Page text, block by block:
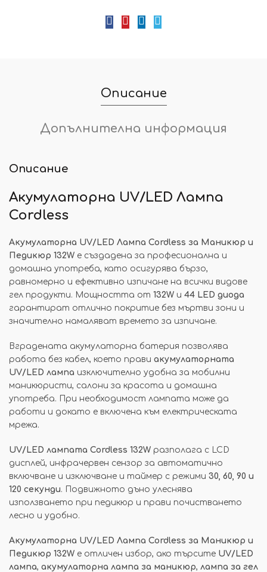
Описание
Допълнителна информация
Описание
Акумулаторна UV/LED Лампа
Cordless
Акумулаторна UV/LED Лампа Cordless за Маникюр и
Педикюр 132W е създадена за професионална и
домашна употреба, като осигурява бързо,
равномерно и ефективно изпичане на всички видове
гел продукти. Мощността от 132W и 44 LED диода
гарантират отлично покритие без мъртви зони и
значително намаляват времето за изпичане.
Вградената акумулаторна батерия позволява
работа без кабел, което прави акумулаторната
UV/LED лампа изключително удобна за мобилни
маникюристи, салони за красота и домашна
употреба. При необходимост лампата може да
работи и докато е включена към електрическата
мрежа.
UV/LED лампата Cordless 132W разполага с LCD
дисплей, инфрачервен сензор за автоматично
включване и изключване и таймер с режими 30, 60, 90 и
120 секунди. Подвижното дъно улеснява
използването при педикюр и прави почистването
лесно и удобно.
Акумулаторна UV/LED Лампа Cordless за Маникюр и
Педикюр 132W е отличен избор, ако търсите UV/LED
лампа, акумулаторна лампа за маникюр, лампа за гел